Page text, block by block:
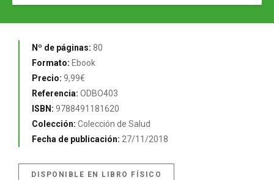
Nº de páginas: 80
Formato: Ebook
Precio: 9,99€
Referencia: ODBO403
ISBN: 9788491181620
Colección: Colección de Salud
Fecha de publicación: 27/11/2018
DISPONIBLE EN LIBRO FÍSICO